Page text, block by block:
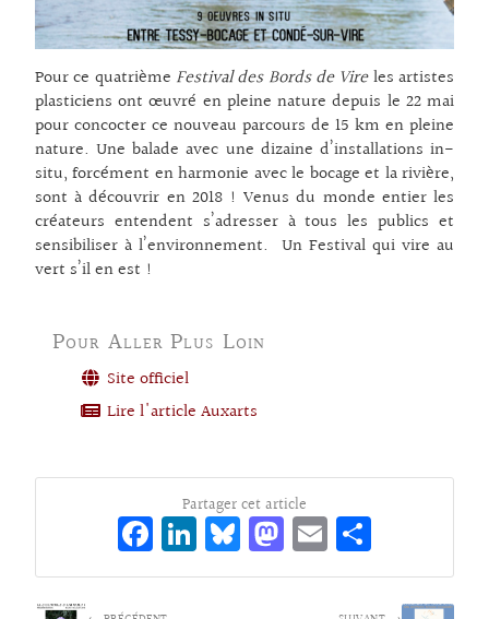
Pour ce quatrième Festival des Bords de Vireles artistes
plasticiens ont œuvré en pleine nature depuis le 22 mai
pour concocter ce nouveau parcours de 15 km en pleine
nature. Une balade avec une dizaine d’installations in-
situ, forcément en harmonie avec le bocage et la rivière,
sont à découvrir en 2018 ! Venus du monde entier les
créateurs entendent s’adresser à tous les publics et
sensibiliser à l’environnement. Un Festival qui vire au
vert s’il en est !
Pour Aller Plus Loin
Site officiel
Lire l'article Auxarts
Partager cet article
Fa
ce
bo
Li
n
Bl
ue
M
as
E
m
ai
rt
ag